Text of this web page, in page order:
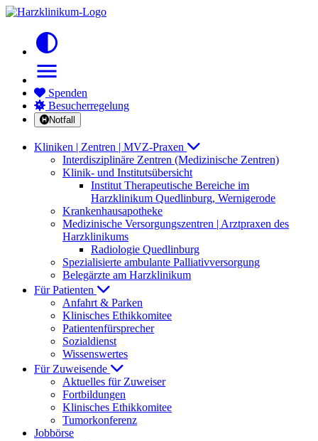
contrast
menu
Spenden
Besucherregelung
Notfall
Kliniken | Zentren | MVZ-Praxen
Interdisziplinäre Zentren (Medizinische Zentren)
Klinik- und Institutsübersicht
Institut Therapeutische Bereiche im
Harzklinikum Quedlinburg, Wernigerode
Krankenhausapotheke
Medizinische Versorgungszentren | Arztpraxen des
Harzklinikums
Radiologie Quedlinburg
Spezialisierte ambulante Palliativversorgung
Belegärzte am Harzklinikum
Für Patienten
Anfahrt & Parken
Klinisches Ethikkomitee
Patientenfürsprecher
Sozialdienst
Wissenswertes
Für Zuweisende
Aktuelles für Zuweiser
Fortbildungen
Klinisches Ethikkomitee
Tumorkonferenz
Jobbörse